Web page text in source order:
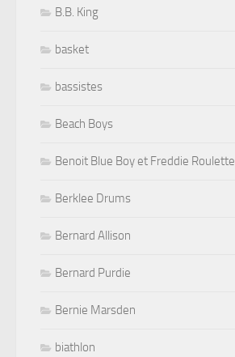
B.B. King
basket
bassistes
Beach Boys
Benoit Blue Boy et Freddie Roulette
Berklee Drums
Bernard Allison
Bernard Purdie
Bernie Marsden
biathlon